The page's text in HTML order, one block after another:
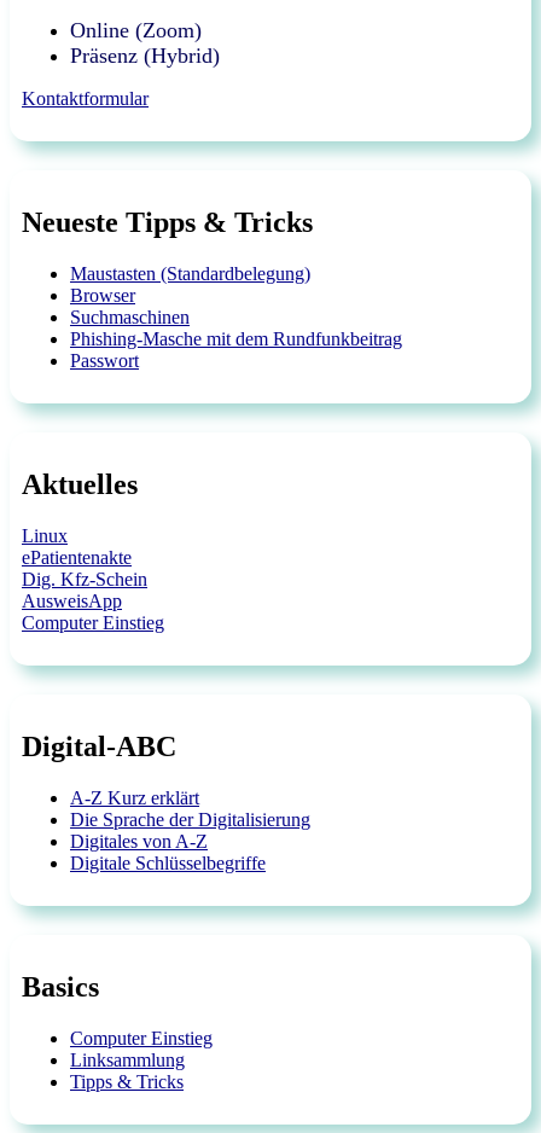
Online (Zoom)
Präsenz (Hybrid)
Kontaktformular
Neueste Tipps & Tricks
Maustasten (Standardbelegung)
Browser
Suchmaschinen
Phishing-Masche mit dem Rundfunkbeitrag
Passwort
Aktuelles
Linux
ePatientenakte
Dig. Kfz-Schein
AusweisApp
Computer Einstieg
Digital-ABC
A-Z Kurz erklärt
Die Sprache der Digitalisierung
Digitales von A-Z
Digitale Schlüsselbegriffe
Basics
Computer Einstieg
Linksammlung
Tipps & Tricks